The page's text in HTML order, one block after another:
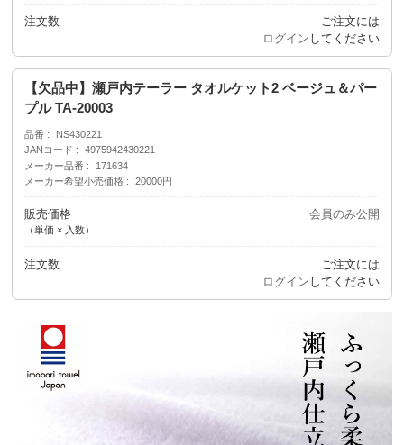
注文数
ご注文には
ログイン してください
【欠品中】瀬戸内テーラー タオルケット2 ベージュ＆パー
プル TA-20003
品番
NS430221
JANコード
4975942430221
メーカー品番
171634
メーカー希望小売価格
20000円
販売価格
（単価 × 入数）
会員のみ公開
注文数
ご注文には
ログイン してください